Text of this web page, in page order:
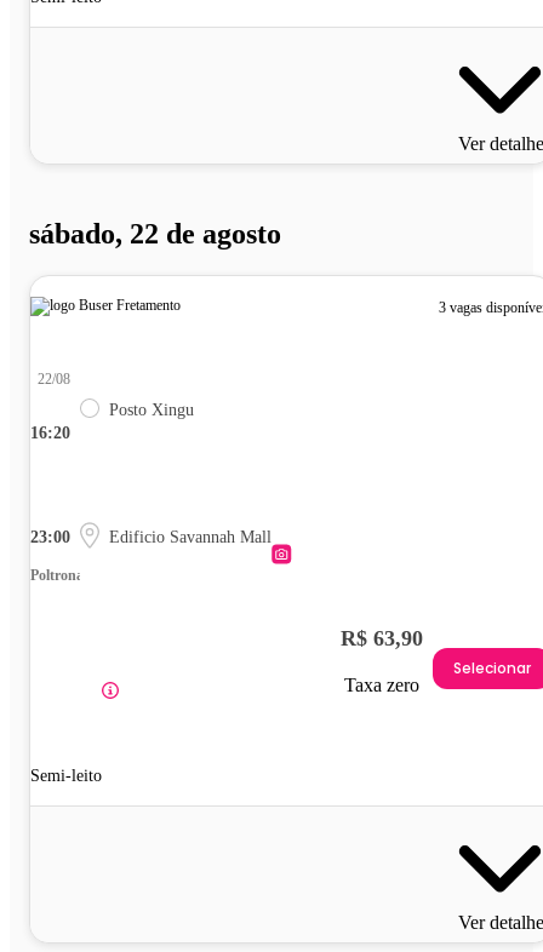
Ver
sábado, 22 de agosto
3 vagas
16:20
22/08
Posto Xingu
23:00 Edificio Savannah Mall
Poltrona
Semi-leito
R$ 63,90
Taxa zero
Selecionar
Ver